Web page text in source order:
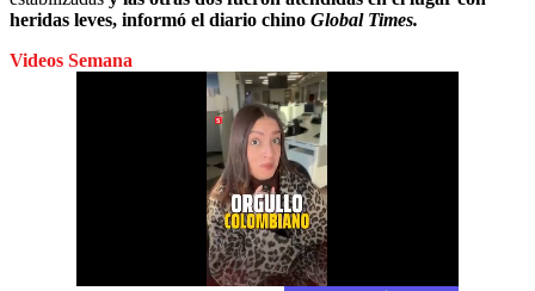
heridas leves, informó el diario chino Global Times.
Videos Semana